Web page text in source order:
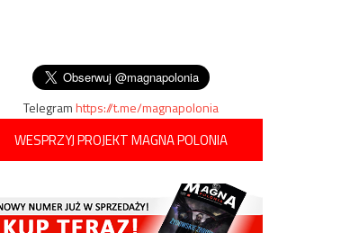
Telegramhttps://t.me/magnapolonia
WESPRZYJ PROJEKT MAGNA POLONIA